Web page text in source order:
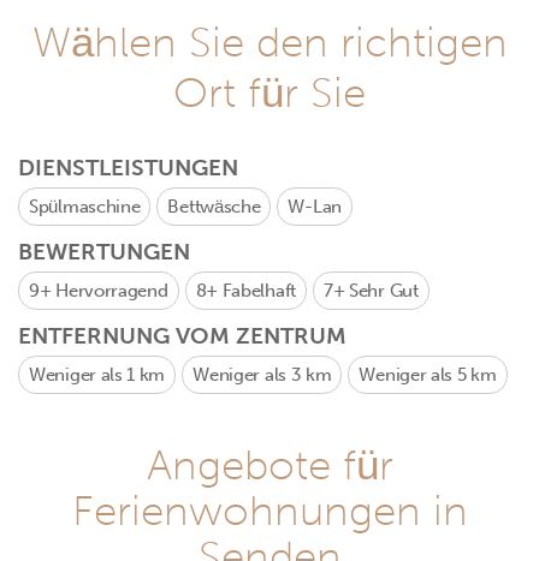
Wählen Sie den richtigen
Ort für Sie
DIENSTLEISTUNGEN
Spülmaschine Bettwäsche W-Lan
BEWERTUNGEN
9+ Hervorragend 8+ Fabelhaft 7+ Sehr Gut
ENTFERNUNG VOM ZENTRUM
Weniger als 1 km Weniger als 3 km Weniger als 5 km
Angebote für
Ferienwohnungen in